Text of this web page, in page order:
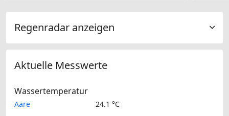
Regenradar anzeigen
Aktuelle Messwerte
Wassertemperatur
Aare 24.1 °C